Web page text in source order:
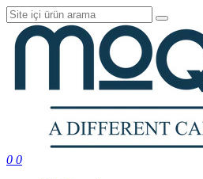
0 0